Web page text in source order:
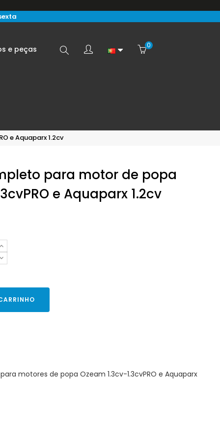
e peças Search 0
e Aquaparx 1.2cv
para motor de popa
e Aquaparx 1.2cv
motores de popa Ozeam 1.3cv-1.3cvPRO e Aquaparx